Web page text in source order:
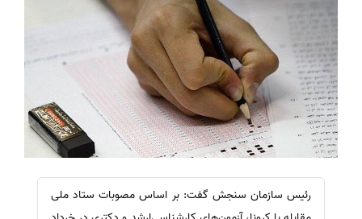
رئیس سازمان سنجش گفت: بر اساس مصوبات ستاد ملی